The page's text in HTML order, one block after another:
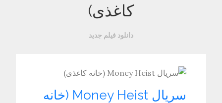
کاغذی)
دانلود فیلم جدید
سریال Money Heist (خانه